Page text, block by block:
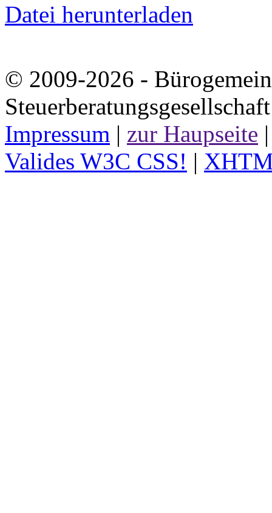
Datei herunterladen
© 2009-2026 -
Impressum | zur Haupseite
Valides W3C CSS! |